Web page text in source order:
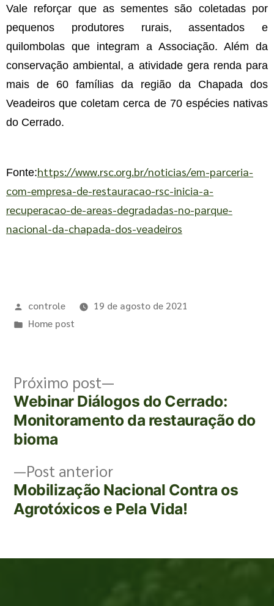
Vale reforçar que as sementes são coletadas por
pequenos produtores rurais, assentados e
quilombolas que integram a Associação. Além da
conservação ambiental, a atividade gera renda para
mais de 60 famílias da região da Chapada dos
Veadeiros que coletam cerca de 70 espécies nativas
do Cerrado.
Fonte:https://www.rsc.org.br/noticias/em-parceria-
com-empresa-de-restauracao-rsc-inicia-a-
recuperacao-de-areas-degradadas-no-parque-
nacional-da-chapada-dos-veadeiros
controle
19 de agosto de 2021
Home post
Post anterior
Mobilização Nacional Contra os
Agrotóxicos e Pela Vida!
Próximo post
Webinar Diálogos do Cerrado:
Monitoramento da restauração do
bioma